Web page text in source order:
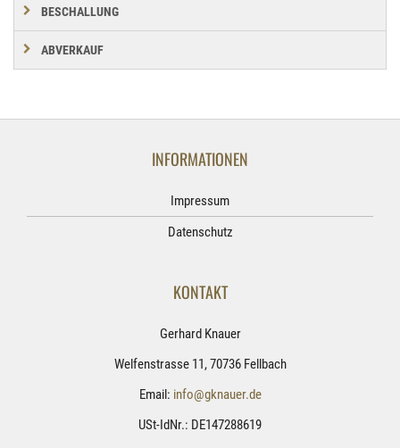
BESCHALLUNG
ABVERKAUF
INFORMATIONEN
Impressum
Datenschutz
KONTAKT
Gerhard Knauer
Welfenstrasse 11, 70736 Fellbach
Email: info@gknauer.de
USt-IdNr.: DE147288619